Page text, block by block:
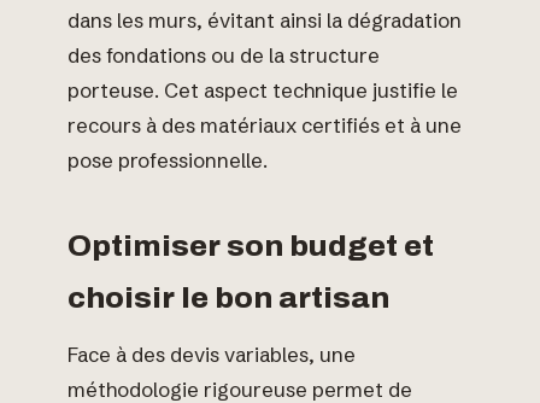
dans les murs, évitant ainsi la dégradation
des fondations ou de la structure
porteuse. Cet aspect technique justifie le
recours à des matériaux certifiés et à une
pose professionnelle.
Optimiser son budget et
choisir le bon artisan
Face à des devis variables, une
méthodologie rigoureuse permet de